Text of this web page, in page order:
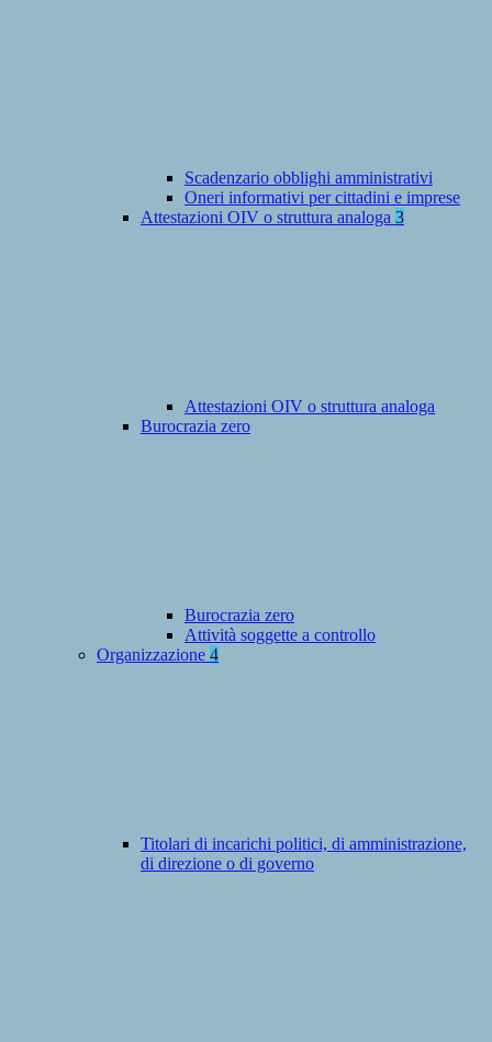
Scadenzario obblighi amministrativi
Oneri informativi per cittadini e imprese
Attestazioni OIV o struttura analoga 3
Attestazioni OIV o struttura analoga
Burocrazia zero
Burocrazia zero
Attività soggette a controllo
Organizzazione 4
Titolari di incarichi politici, di amministrazione,
di direzione o di governo